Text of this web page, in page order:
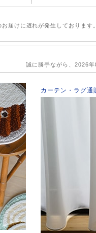
届けに遅れが発生しておりま
誠に勝手ながら、2026
カーテン・ラグ通